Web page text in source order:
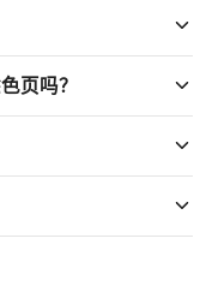
页吗？